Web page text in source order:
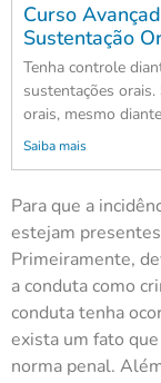
Curso
Sustentação
Tenha controle
sustentações
orais, mesmo
Saiba mais
Para que a
estejam
Primeiramente,
a conduta como
conduta tenha
exista um fato
norma penal.